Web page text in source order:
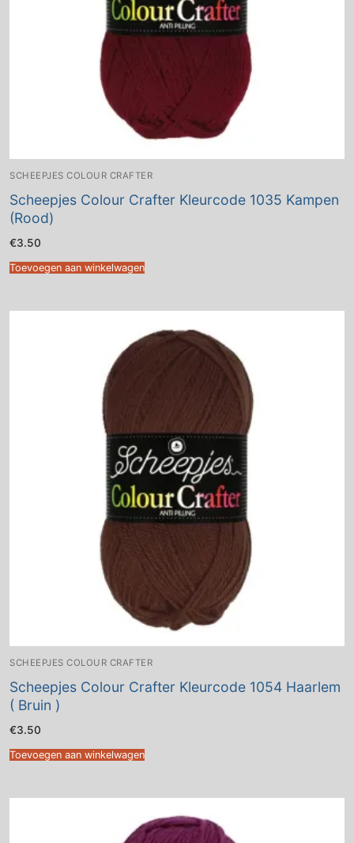
SCHEEPJES COLOUR CRAFTER
Scheepjes Colour Crafter Kleurcode 1035 Kampen
(Rood)
€3.50
Toevoegen aan winkelwagen
SCHEEPJES COLOUR CRAFTER
Scheepjes Colour Crafter Kleurcode 1054 Haarlem
( Bruin )
€3.50
Toevoegen aan winkelwagen